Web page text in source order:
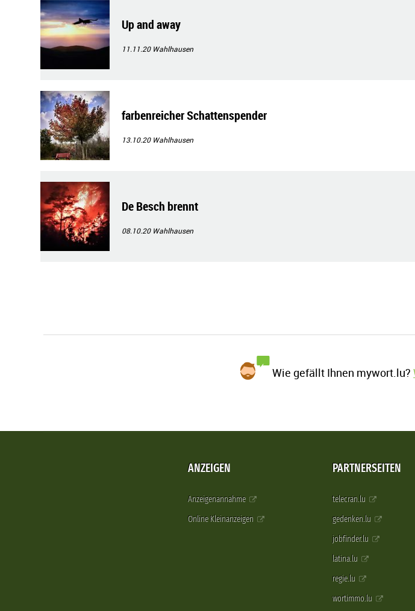
Up and away
11.11.20 Wahlhausen
farbenreicher Schattenspender
13.10.20 Wahlhausen
De Besch brennt
08.10.20 Wahlhausen
Wie gefällt Ihnen mywort.lu?
ANZEIGEN
Anzeigenannahme
Online Kleinanzeigen
PARTNERSEITEN
telecran.lu
gedenken.lu
jobfinder.lu
latina.lu
regie.lu
wortimmo.lu